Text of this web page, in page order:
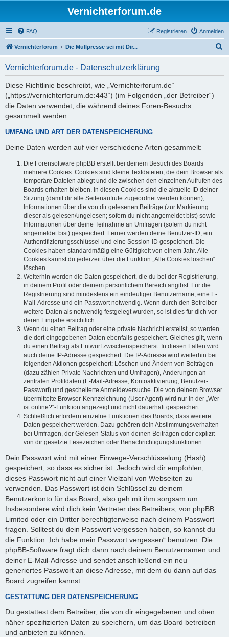
Vernichterforum.de
FAQ Anmelden
Registrieren
Vernichterforum Die Müllpresse sei mit Dir...
Vernichterforum.de - Datenschutzerklärung
Diese Richtlinie beschreibt, wie „Vernichterforum.de“
(„https://vernichterforum.de:443“) (im Folgenden „der Betreiber“)
die Daten verwendet, die während deines Foren-Besuchs
gesammelt werden.
UMFANG UND ART DER DATENSPEICHERUNG
Deine Daten werden auf vier verschiedene Arten gesammelt:
Die Forensoftware phpBB erstellt bei deinem Besuch des Boards
mehrere Cookies. Cookies sind kleine Textdateien, die dein Browser als
temporäre Dateien ablegt und die zwischen den einzelnen Aufrufen des
Boards erhalten bleiben. In diesen Cookies sind die aktuelle ID deiner
Sitzung (damit dir alle Seitenaufrufe zugeordnet werden können),
Informationen über die von dir gelesenen Beiträge (zur Markierung
dieser als gelesen/ungelesen; sofern du nicht angemeldet bist) sowie
Informationen über deine Teilnahme an Umfragen (sofern du nicht
angemeldet bist) gespeichert. Ferner werden deine Benutzer-ID, ein
Authentifizierungsschlüssel und eine Session-ID gespeichert. Die
Cookies haben standardmäßig eine Gültigkeit von einem Jahr. Alle
Cookies kannst du jederzeit über die Funktion „Alle Cookies löschen“
löschen.
Weiterhin werden die Daten gespeichert, die du bei der Registrierung,
in deinem Profil oder deinem persönlichem Bereich angibst. Für die
Registrierung sind mindestens ein eindeutiger Benutzername, eine E-
Mail-Adresse und ein Passwort notwendig. Wenn durch den Betreiber
weitere Daten als notwendig festgelegt wurden, so ist dies für dich vor
deren Eingabe ersichtlich.
Wenn du einen Beitrag oder eine private Nachricht erstellst, so werden
die dort eingegebenen Daten ebenfalls gespeichert. Gleiches gilt, wenn
du einen Beitrag als Entwurf zwischenspeicherst. In diesen Fällen wird
auch deine IP-Adresse gespeichert. Die IP-Adresse wird weiterhin bei
folgenden Aktionen gespeichert: Löschen und Ändern von Beiträgen
(dazu zählen Private Nachrichten und Umfragen), Änderungen an
zentralen Profildaten (E-Mail-Adresse, Kontoaktivierung, Benutzer-
Passwort) und gescheiterte Anmeldeversuche. Die von deinem Browser
übermittelte Browser-Kennzeichnung (User Agent) wird nur in der „Wer
ist online?“-Funktion angezeigt und nicht dauerhaft gespeichert.
Schließlich erfordern einzelne Funktionen des Boards, dass weitere
Daten gespeichert werden. Dazu gehören dein Abstimmungsverhalten
bei Umfragen, der Gelesen-Status von deinen Beiträgen oder explizit
von dir gesetzte Lesezeichen oder Benachrichtigungsfunktionen.
Dein Passwort wird mit einer Einwege-Verschlüsselung (Hash)
gespeichert, so dass es sicher ist. Jedoch wird dir empfohlen,
dieses Passwort nicht auf einer Vielzahl von Webseiten zu
verwenden. Das Passwort ist dein Schlüssel zu deinem
Benutzerkonto für das Board, also geh mit ihm sorgsam um.
Insbesondere wird dich kein Vertreter des Betreibers, von phpBB
Limited oder ein Dritter berechtigterweise nach deinem Passwort
fragen. Solltest du dein Passwort vergessen haben, so kannst du
die Funktion „Ich habe mein Passwort vergessen“ benutzen. Die
phpBB-Software fragt dich dann nach deinem Benutzernamen und
deiner E-Mail-Adresse und sendet anschließend ein neu
generiertes Passwort an diese Adresse, mit dem du dann auf das
Board zugreifen kannst.
GESTATTUNG DER DATENSPEICHERUNG
Du gestattest dem Betreiber, die von dir eingegebenen und oben
näher spezifizierten Daten zu speichern, um das Board betreiben
und anbieten zu können.